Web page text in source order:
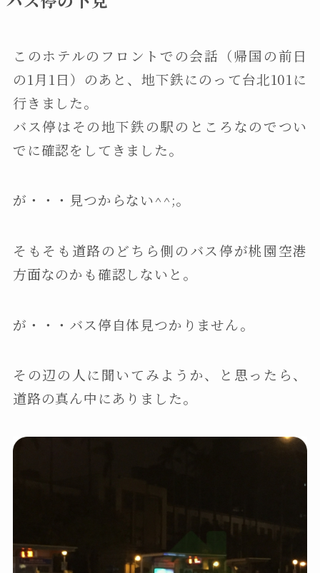
このホテルのフロントでの会話（帰国の前日
の1月1日）のあと、地下鉄にのって台北101に
行きました。
バス停はその地下鉄の駅のところなのでつい
でに確認をしてきました。
が・・・見つからない^^;。
そもそも道路のどちら側のバス停が桃園空港
方面なのかも確認しないと。
が・・・バス停自体見つかりません。
その辺の人に聞いてみようか、と思ったら、
道路の真ん中にありました。